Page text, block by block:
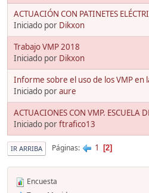
ACTUACIÓN CON PATINETES
Iniciado por Dikxon
Trabajo VMP 2018
Iniciado por Dikxon
Informe sobre el uso de los VMP en
Iniciado poraure
ACTUACIONES CON VMP. ESCUELA
Iniciado porftrafico13
IR ARRIBA Páginas 1 2
Encuesta